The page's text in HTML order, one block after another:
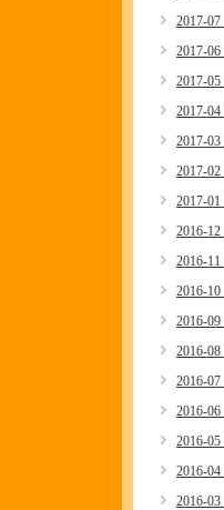
2017-07
2017-06
2017-05
2017-04
2017-03
2017-02
2017-01
2016-12
2016-11
2016-10
2016-09
2016-08
2016-07
2016-06
2016-05
2016-04
2016-03